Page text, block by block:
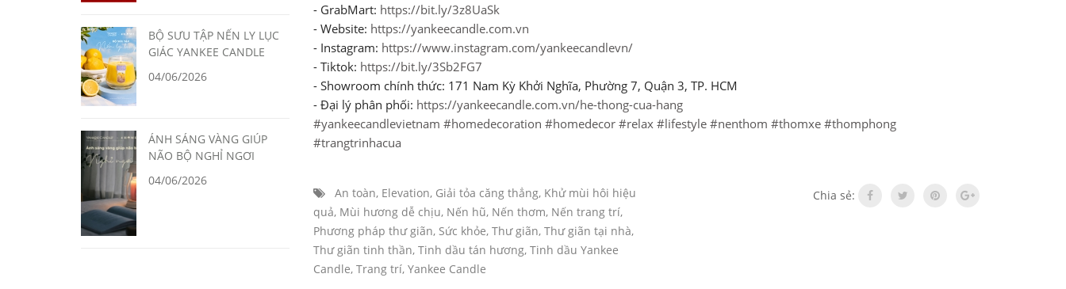
- GrabMart: https://bit.ly/3z8UaSk
- Website: https://yankeecandle.com.vn
- Instagram: https://www.instagram.com/yankeecandlevn/
- Tiktok: https://bit.ly/3Sb2FG7
- Showroom chính thức: 171 Nam Kỳ Khởi Nghĩa, Phường 7, Quận 3, TP. HCM
- Đại lý phân phối: https://yankeecandle.com.vn/he-thong-cua-hang
#yankeecandlevietnam #homedecoration #homedecor #relax #lifestyle #nenthom #thomxe #thomphong
#trangtrinhacua
An toàn, Elevation, Giải tỏa căng thẳng, Khử mùi hôi hiệu
quả, Mùi hương dễ chịu, Nến hũ, Nến thơm, Nến trang trí,
Phương pháp thư giãn, Sức khỏe, Thư giãn, Thư giãn tại nhà,
Thư giãn tinh thần, Tinh dầu tán hương, Tinh dầu Yankee
Candle, Trang trí, Yankee Candle
Chia sẻ:
BỘ SƯU TẬP NẾN LY LỤC
GIÁC YANKEE CANDLE
04/06/2026
ÁNH SÁNG VÀNG GIÚP
NÃO BỘ NGHỈ NGƠI
04/06/2026